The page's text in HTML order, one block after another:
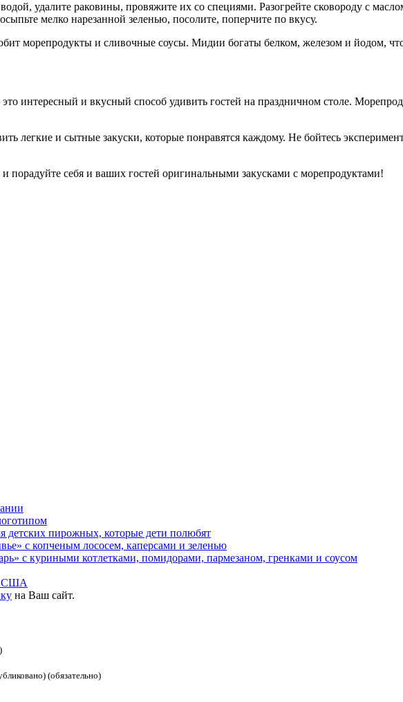
удалите раковины, провяжите их со специями. Разогрейте сковороду с
мелко нарезанной зеленью, посолите, поперчите по вкусу.
морепродукты и сливочные соусы. Мидии богаты белком, железом и йодом, что
интересный и вкусный способ удивить гостей на праздничном столе.
легкие и сытные закуски, которые понравятся каждому. Не бойтесь
порадуйте себя и ваших гостей оригинальными закусками с морепродуктами!
детских пирожных, которые дети полюбят
с копченым лососем, каперсами и зеленью
с куриными котлетками, помидорами, пармезаном, гренками и соусом
США
на Ваш сайт.
(обязательно)